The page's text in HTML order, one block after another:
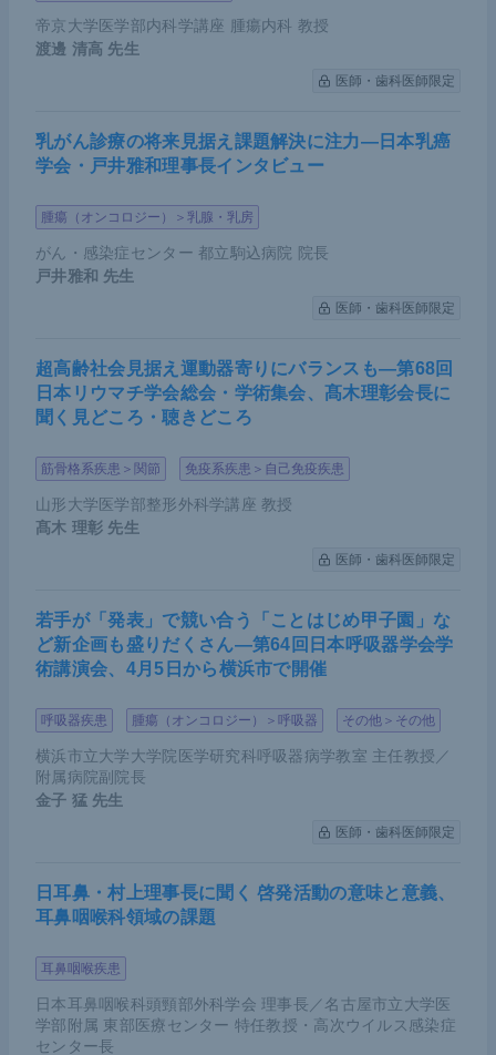
帝京大学医学部内科学講座 腫瘍内科 教授
渡邊 清高 先生
医師・歯科医師限定
乳がん診療の将来見据え課題解決に注力―日本乳癌
学会・戸井雅和理事長インタビュー
腫瘍（オンコロジー）＞乳腺・乳房
がん・感染症センター 都立駒込病院 院長
戸井雅和 先生
医師・歯科医師限定
超高齢社会見据え運動器寄りにバランスも―第68回
日本リウマチ学会総会・学術集会、髙木理彰会長に
聞く見どころ・聴きどころ
筋骨格系疾患＞関節 免疫系疾患＞自己免疫疾患
山形大学医学部整形外科学講座 教授
髙木 理彰 先生
医師・歯科医師限定
若手が「発表」で競い合う「ことはじめ甲子園」な
ど新企画も盛りだくさん―第64回日本呼吸器学会学
術講演会、4月5日から横浜市で開催
呼吸器疾患 腫瘍（オンコロジー）＞呼吸器 その他＞その他
横浜市立大学大学院医学研究科呼吸器病学教室 主任教授／
附属病院副院長
金子 猛 先生
医師・歯科医師限定
日耳鼻・村上理事長に聞く 啓発活動の意味と意義、
耳鼻咽喉科領域の課題
耳鼻咽喉疾患
日本耳鼻咽喉科頭頸部外科学会 理事長／名古屋市立大学医
学部附属 東部医療センター 特任教授・高次ウイルス感染症
センター長